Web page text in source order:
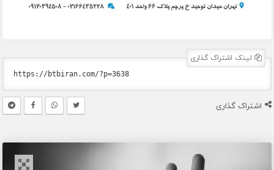
لینک اشتراک گذاری
اشتراک گذاری